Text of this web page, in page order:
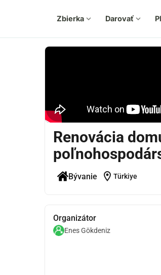
Zbierka expand_more Darovať expand_more
Renovácia
Bývanie location_on Türkiye
Organizátor
Enes Gökdeniz